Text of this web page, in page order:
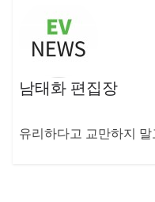
남태화 편집장
유리하다고 교만하지